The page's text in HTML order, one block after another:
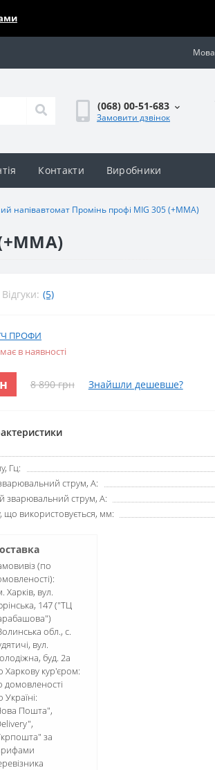
Мова
(068) 00-51-683
Замовити дзвінок
Контакти Виробники
напівавтомат Промінь профі MIG 305 (+MMA)
Відгуки: (5)
ПРОФИ
в наявності
8 890 грн Знайшли дешевше?
Гц:
струм, А:
зварювальний струм, А:
що використовується, мм:
(по
Харків, вул.
147 ("ТЦ
обл., c.
вул.
буд. 2а
Харкову кур'єром:
домовленості
Україні:
Пошта",
за